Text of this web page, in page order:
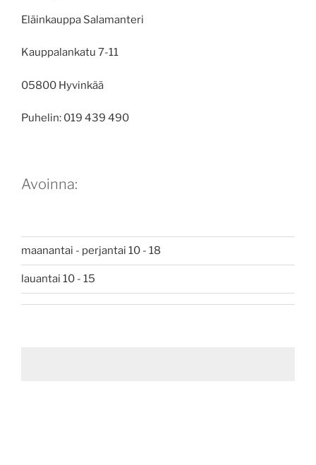
Eläinkauppa Salamanteri
Kauppalankatu 7-11
05800 Hyvinkää
Puhelin: 019 439 490
Avoinna:
maanantai - perjantai 10 - 18
lauantai 10 - 15